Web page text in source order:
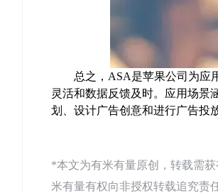
总之，ASA是苹果公司为应用
灵活和数据反馈及时。应用场景
划、设计广告创意和进行广告投放
*本文为有米有量原创，转载需获
米有量有权向非授权转载追究责任